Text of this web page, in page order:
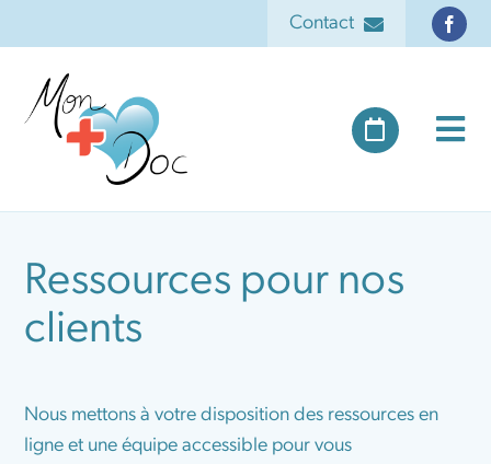
au
contenu
Contact
418-877-6767
418-425-8877 (Télécopieur)
Rendez-vous
Qui sommes-nous
Ressources pour nos
clients
Nous mettons à votre disposition des ressources en
ligne et une équipe accessible pour vous